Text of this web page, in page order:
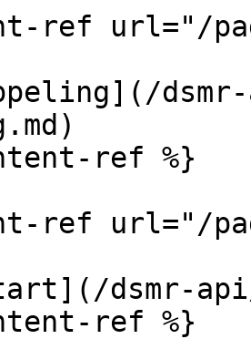
ref url="/
ref %}
ref url="/
dsmr-
ref %}